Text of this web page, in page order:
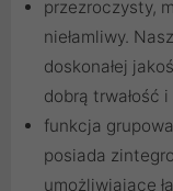
przezroczysty,
niełamliwy.
doskonałej
dobrą trwałość
funkcja
posiada
umożliwiające